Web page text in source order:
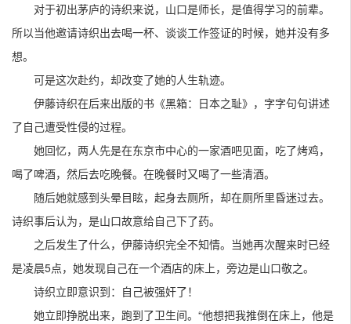
对于初出茅庐的诗织来说，山口是师长，是值得学习的前辈。
所以当他邀请诗织出去喝一杯、谈谈工作签证的时候，她并没有多
想。
可是这次赴约，却改变了她的人生轨迹。
伊藤诗织在后来出版的书《黑箱：日本之耻》，字字句句讲述
了自己遭受性侵的过程。
她回忆，两人先是在东京市中心的一家酒吧见面，吃了烤鸡，
喝了啤酒，然后去吃晚餐。在晚餐时又喝了一些清酒。
随后她就感到头晕目眩，起身去厕所，却在厕所里昏迷过去。
诗织事后认为，是山口故意给自己下了药。
之后发生了什么，伊藤诗织完全不知情。当她再次醒来时已经
是凌晨5点，她发现自己在一个酒店的床上，旁边是山口敬之。
诗织立即意识到：自己被强奸了！
她立即挣脱出来，跑到了卫生间。“他想把我推倒在床上，他是